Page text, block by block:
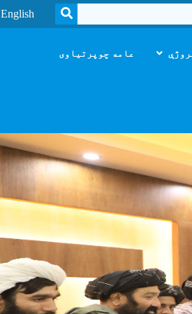
SEARCH
English
عامه چوپرتیاوی